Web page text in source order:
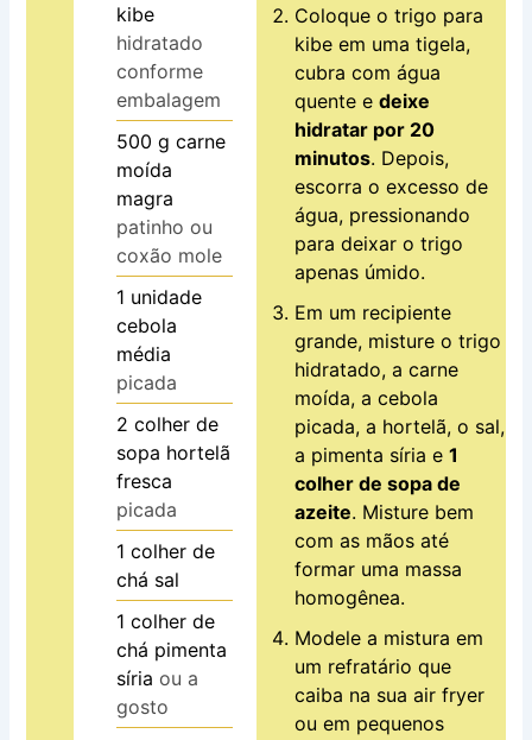
kibe
hidratado
conforme
embalagem
500 g carne
moída
magra
patinho ou
coxão mole
1 unidade
cebola
média
picada
2 colher de
sopa hortelã
fresca
picada
1 colher de
chá sal
1 colher de
chá pimenta
síria ou a
gosto
Coloque o trigo para
kibe em uma tigela,
cubra com água
quente edeixe
hidratar por 20
minutos. Depois,
escorra o excesso de
água, pressionando
para deixar o trigo
apenas úmido.
Em um recipiente
grande, misture o trigo
hidratado, a carne
moída, a cebola
picada, a hortelã, o sal,
a pimenta síria e1
colher de sopa de
azeite. Misture bem
com as mãos até
formar uma massa
homogênea.
Modele a mistura em
um refratário que
caiba na sua air fryer
ou em pequenos